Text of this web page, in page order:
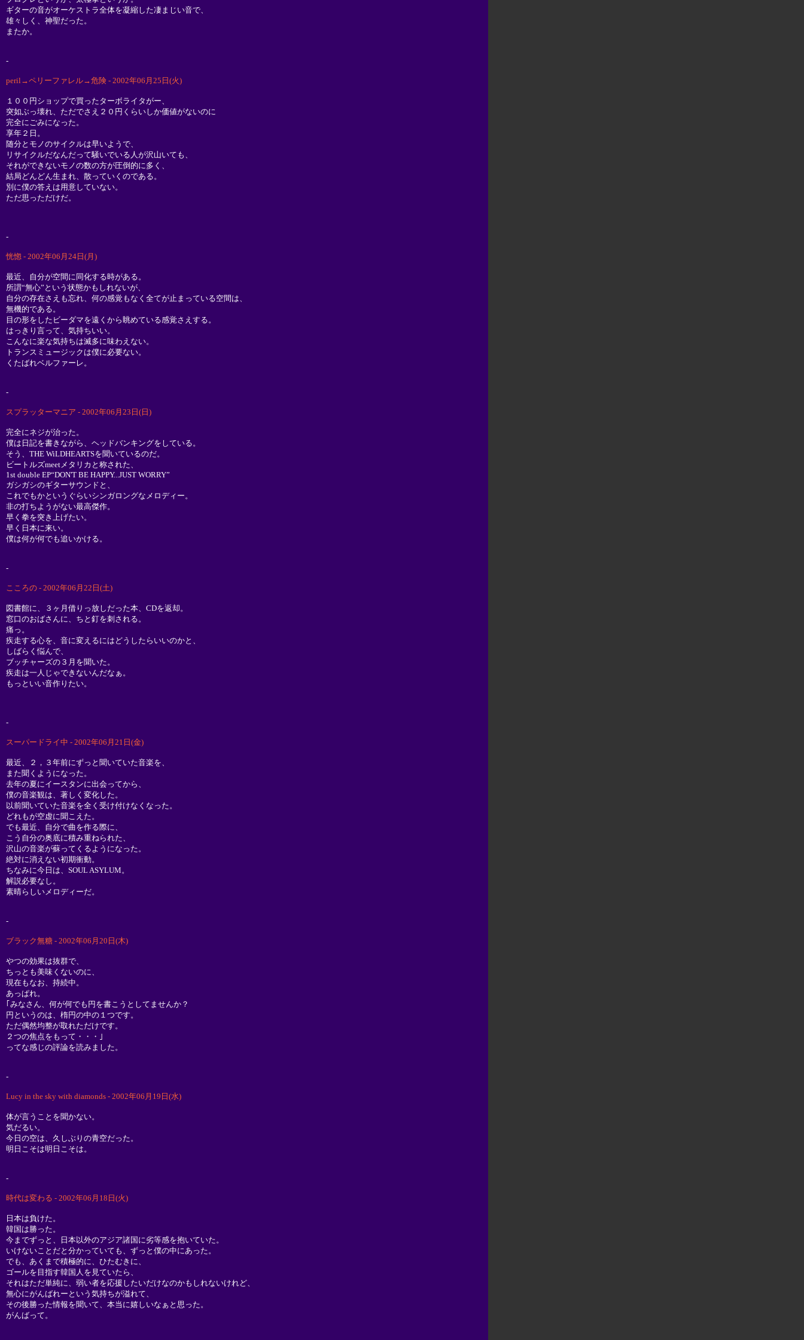
ギターの音がオーケストラ全体を凝縮した凄まじい音で、
雄々しく、神聖だった。
またか。
-
peril→ペリーファレル→危険 - 2002年06月25日(火)
１００円ショップで買ったターボライタがー、
突如ぶっ壊れ、ただでさえ２０円くらいしか価値がないのに
完全にごみになった。
享年２日。
随分とモノのサイクルは早いようで、
リサイクルだなんだって騒いでいる人が沢山いても、
それができないモノの数の方が圧倒的に多く、
結局どんどん生まれ、散っていくのである。
別に僕の答えは用意していない。
ただ思っただけだ。
-
恍惚 - 2002年06月24日(月)
最近、自分が空間に同化する時がある。
所謂“無心”という状態かもしれないが、
自分の存在さえも忘れ、何の感覚もなく全てが止まっている空間は、
無機的である。
目の形をしたビーダマを遠くから眺めている感覚さえする。
はっきり言って、気持ちいい。
こんなに楽な気持ちは滅多に味わえない。
トランスミュージックは僕に必要ない。
くたばれベルファーレ。
-
スプラッターマニア - 2002年06月23日(日)
完全にネジが治った。
僕は日記を書きながら、ヘッドバンキングをしている。
そう、THE WiLDHEARTSを聞いているのだ。
ビートルズmeetメタリカと称された、
1st double EP“DON'T BE HAPPY...JUST WORRY”
ガシガシのギターサウンドと、
これでもかというぐらいシンガロングなメロディー。
非の打ちようがない最高傑作。
早く拳を突き上げたい。
早く日本に来い。
僕は何が何でも追いかける。
-
こころの - 2002年06月22日(土)
図書館に、３ヶ月借りっ放しだった本、CDを返却。
窓口のおばさんに、ちと釘を刺される。
痛っ。
疾走する心を、音に変えるにはどうしたらいいのかと、
しばらく悩んで、
ブッチャーズの３月を聞いた。
疾走は一人じゃできないんだなぁ。
もっといい音作りたい。
-
スーパードライ中 - 2002年06月21日(金)
最近、２，３年前にずっと聞いていた音楽を、
また聞くようになった。
去年の夏にイースタンに出会ってから、
僕の音楽観は、著しく変化した。
以前聞いていた音楽を全く受け付けなくなった。
どれもが空虚に聞こえた。
でも最近、自分で曲を作る際に、
こう自分の奥底に積み重ねられた、
沢山の音楽が蘇ってくるようになった。
絶対に消えない初期衝動。
ちなみに今日は、SOUL ASYLUM。
解説必要なし。
素晴らしいメロディーだ。
-
ブラック無糖 - 2002年06月20日(木)
やつの効果は抜群で、
ちっとも美味くないのに、
現在もなお、持続中。
あっぱれ。
｢みなさん、何が何でも円を書こうとしてませんか？
円というのは、楕円の中の１つです。
ただ偶然均整が取れただけです。
２つの焦点をもって・・・｣
ってな感じの評論を読みました。
-
Lucy in the sky with diamonds - 2002年06月19日(水)
体が言うことを聞かない。
気だるい。
今日の空は、久しぶりの青空だった。
明日こそは明日こそは。
-
時代は変わる - 2002年06月18日(火)
日本は負けた。
韓国は勝った。
今までずっと、日本以外のアジア諸国に劣等感を抱いていた。
いけないことだと分かっていても、ずっと僕の中にあった。
でも、あくまで積極的に、ひたむきに、
ゴールを目指す韓国人を見ていたら、
それはただ単純に、弱い者を応援したいだけなのかもしれないけれど、
無心にがんばれーという気持ちが溢れて、
その後勝った情報を聞いて、本当に嬉しいなぁと思った。
がんばって。